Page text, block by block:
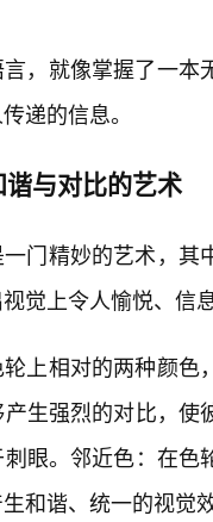
，就像掌握了一
递的信息。
与对比的艺术
门精妙的艺术，其
觉上令人愉悦、信
上相对的两种颜
生强烈的对比，
眼。邻近色：在
和谐、统一的视觉